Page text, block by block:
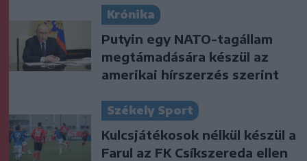
Krónika
Putyin egy NATO-tagállam
megtámadására készül az
amerikai hírszerzés szerint
Székely Sport
Kulcsjátékosok nélkül készül a
Farul az FK Csíkszereda ellen